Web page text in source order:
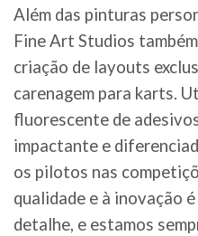
Além das pinturas
Fine Art Studios
criação de layouts
carenagem para karts.
fluorescente de
impactante e
os pilotos nas
qualidade e à inovação
detalhe, e estamos